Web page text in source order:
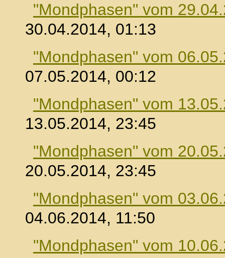
"Mondphasen" vom
30.04.2014, 01:13
"Mondphasen" vom
07.05.2014, 00:12
"Mondphasen" vom
13.05.2014, 23:45
"Mondphasen" vom
20.05.2014, 23:45
"Mondphasen" vom
04.06.2014, 11:50
"Mondphasen" vom